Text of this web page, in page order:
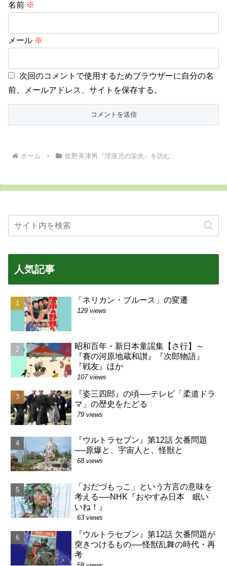
名前 ※
メール ※
次回のコメントで使用するためブラウザーに自分の名
前、メールアドレス、サイトを保存する。
ホーム 佐野美津男『浮浪児の栄光』を読む
人気記事
「ネリカン・ブルース」の変遷
129 views
昭和百年・新日本童謡集【さ行】～
『賽の河原地蔵和讃』『次郎物語』
『戦友』ほか
107 views
『姿三四郎』の頃──テレビ「柔道ドラ
マ」の歴史をたどる
79 views
『ウルトラセブン』第12話 欠番問題
──原爆と、宇宙人と、怪獣と
68 views
「おだづもっこ」という方言の意味を
考える──NHK『おやすみ日本 眠い
いね！』
63 views
『ウルトラセブン』第12話 欠番問題が
突きつけるもの──怪獣乱舞の時代・再
考